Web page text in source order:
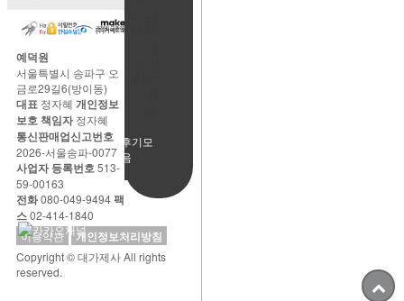
사용후기모
음
예덕원
서울특별시 송파구 오
금로29길6(방이동)
대표 정자혜 개인정보
보호 책임자정자혜
통신판매업신고번호
2026-서울송파-0077
사업자 등록번호513-
59-00163
전화080-049-9494팩
스02-414-1840
이용약관
개인정보처리방침
Copyright © 대가제사 All rights
reserved.